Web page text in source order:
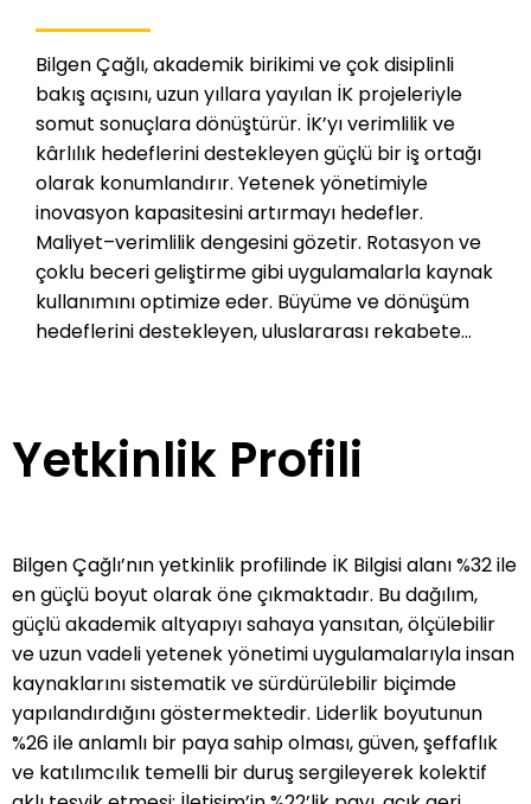
Bilgen Çağlı, akademik birikimi ve çok disiplinli
bakış açısını, uzun yıllara yayılan İK projeleriyle
somut sonuçlara dönüştürür. İK’yı verimlilik ve
kârlılık hedeflerini destekleyen güçlü bir iş ortağı
olarak konumlandırır. Yetenek yönetimiyle
inovasyon kapasitesini artırmayı hedefler.
Maliyet–verimlilik dengesini gözetir. Rotasyon ve
çoklu beceri geliştirme gibi uygulamalarla kaynak
kullanımını optimize eder. Büyüme ve dönüşüm
hedeflerini destekleyen, uluslararası rekabete
aksiyonlarla karşılık verir. Şeffaf bir çalışma
ortamı yaratarak ekipleri birlikte düşünmeye ve
farklı fonksiyonları stratejik süreçlere dahil eder.
Çeşitlilik ve kapsayıcılığı söylemde bırakmaz;
kadın çalışanlar ve genç yeteneklere yönelik özel
gelişim programlarını hayata geçirir. Kurumu hem
içeride hem dışarıda tutarlı biçimde temsil eder.
Yetkinlik Profili
Bilgen Çağlı’nın yetkinlik profilinde İK Bilgisi alanı %32 ile
en güçlü boyut olarak öne çıkmaktadır. Bu dağılım,
güçlü akademik altyapıyı sahaya yansıtan, ölçülebilir
ve uzun vadeli yetenek yönetimi uygulamalarıyla insan
kaynaklarını sistematik ve sürdürülebilir biçimde
yapılandırdığını göstermektedir. Liderlik boyutunun
%26 ile anlamlı bir paya sahip olması, güven, şeffaflık
ve katılımcılık temelli bir duruş sergileyerek kolektif